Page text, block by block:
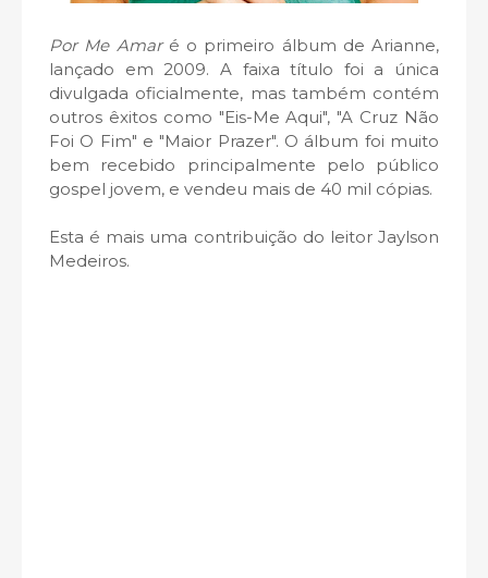
Por Me Amaré o primeiro álbum de Arianne,
lançado em 2009. A faixa título foi a única
divulgada oficialmente, mas também contém
outros êxitos como "Eis-Me Aqui", "A Cruz Não
Foi O Fim" e "Maior Prazer". O álbum foi muito
bem recebido principalmente pelo público
gospel jovem, e vendeu mais de 40 mil cópias.
Esta é mais uma contribuição do leitor Jaylson
Medeiros.